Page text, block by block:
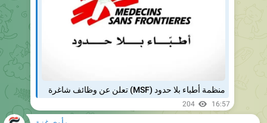
مأوى غزة
"""السادة المواطنين الكرام،